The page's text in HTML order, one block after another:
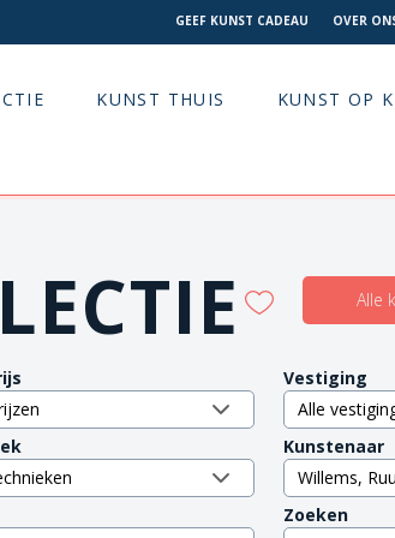
GEEF KUNST CADEAU OVER
KUNST THUIS KUNST OP
Alle
Vestiging
Kunstenaar
Zoeken